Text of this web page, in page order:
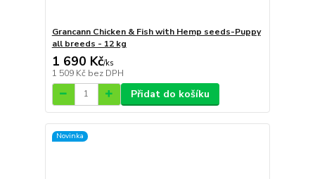
Grancann Chicken & Fish with Hemp seeds-Puppy
all breeds - 12 kg
1 690 Kč/ks
1 509 Kč bez DPH
Přidat do košíku
Novinka